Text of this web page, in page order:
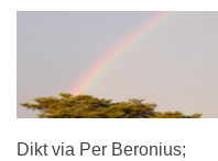
Dikt via Per Beronius;